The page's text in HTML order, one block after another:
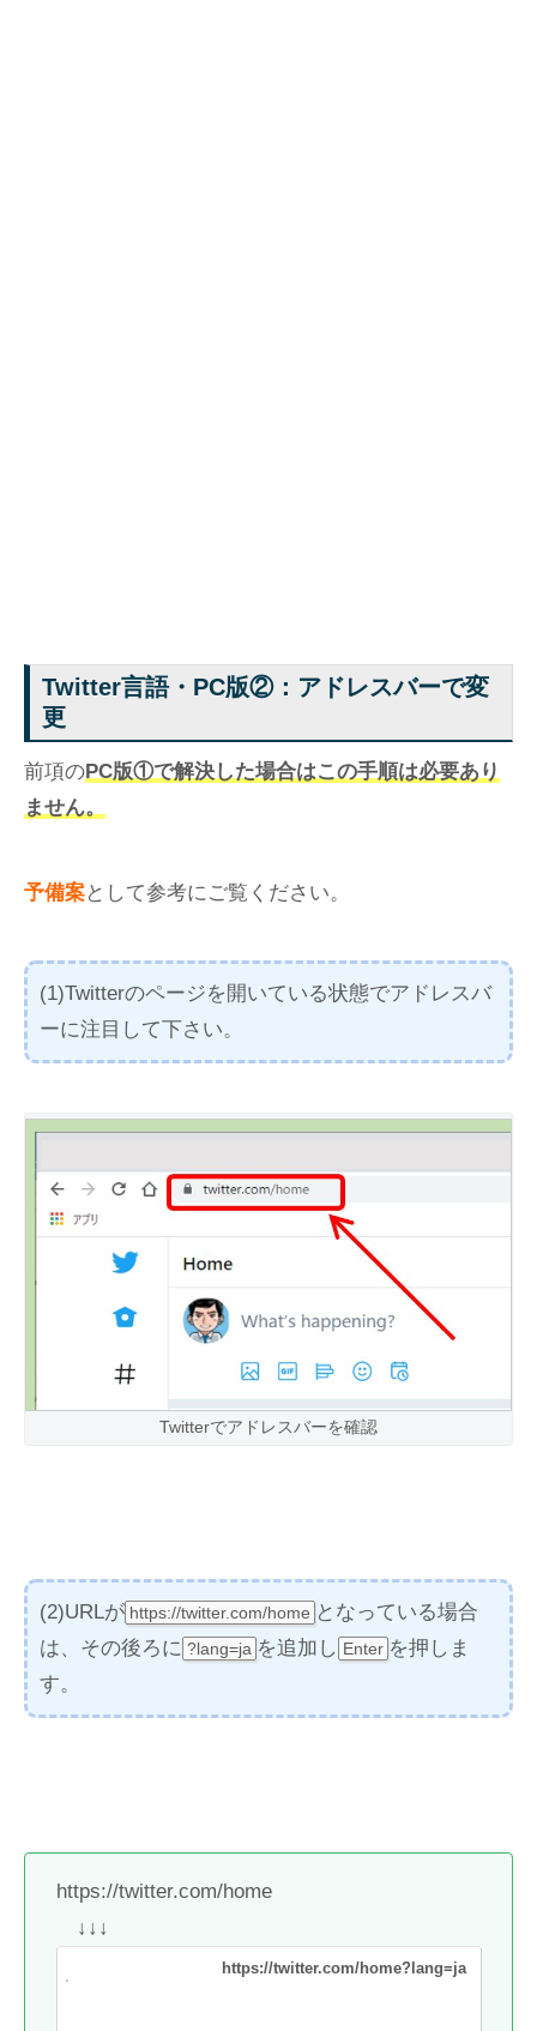
Twitter言語・PC版②：アドレスバーで変
更
前項のPC版①で解決した場合はこの手順は必要あり
ません。
予備案として参考にご覧ください。
(1)Twitterのページを開いている状態でアドレスバ
ーに注目して下さい。
Twitterでアドレスバーを確認
(2)URLが https://twitter.com/home となっている場合
は、その後ろに ?lang=ja を追加し Enter を押しま
す。
https://twitter.com/home
↓↓↓
https://twitter.com/home?lang=ja